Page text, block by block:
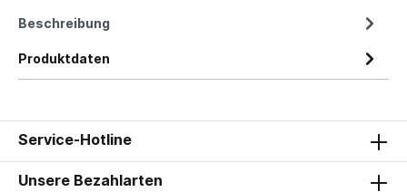
Beschreibung
Produktdaten
Service-Hotline
Unsere Bezahlarten